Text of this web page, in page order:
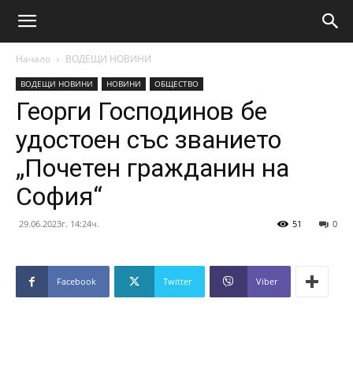
Начало ВОДЕЩИ НОВИНИ
ВОДЕЩИ НОВИНИ НОВИНИ ОБЩЕСТВО
Георги Господинов бе
удостоен със званието
„Почетен гражданин на
София“
29.06.2023г. 14:24ч. 0
51
Facebook Twitter Viber